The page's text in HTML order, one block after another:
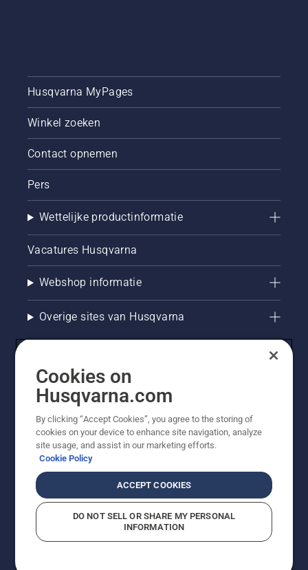
Husqvarna MyPages
Winkel zoeken
Contact opnemen
Pers
Wettelijke productinformatie
Vacatures Husqvarna
Webshop informatie
Overige sites van Husqvarna
© Husqvarna AB (publ). Alle rechten voorbehouden. De
getoonde prijzen zijn consumentenadviesprijzen. Alle
vermelde prijzen zijn adviesverkoopprijzen (incl. BTW),
tenzij het product beschikbaar is voor directe aankoop.
CookiebeleidGebruiksvoorwaarden Privacyverklaring
BedrijfsgegevensReport Suspected Violations
Cookies on
Husqvarna.com
By clicking “Accept Cookies”, you agree to the storing of
cookies on your device to enhance site navigation, analyze
site usage, and assist in our marketing efforts.
Cookie Policy
ACCEPT COOKIES
DO NOT SELL OR SHARE MY PERSONAL
INFORMATION